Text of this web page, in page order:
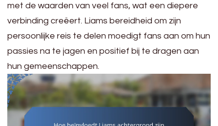
met de waarden van veel fans, wat een diepere
verbinding creëert. Liams bereidheid om zijn
persoonlijke reis te delen moedigt fans aan om hun
passies na te jagen en positief bij te dragen aan
hun gemeenschappen.